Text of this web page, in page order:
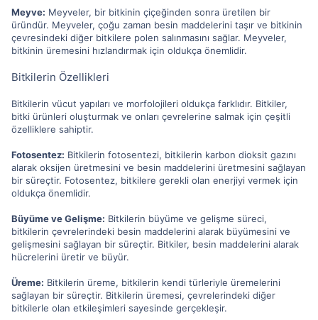
Meyve: Meyveler, bir bitkinin çiçeğinden sonra üretilen bir
üründür. Meyveler, çoğu zaman besin maddelerini taşır ve bitkinin
çevresindeki diğer bitkilere polen salınmasını sağlar. Meyveler,
bitkinin üremesini hızlandırmak için oldukça önemlidir.
Bitkilerin Özellikleri
Bitkilerin vücut yapıları ve morfolojileri oldukça farklıdır. Bitkiler,
bitki ürünleri oluşturmak ve onları çevrelerine salmak için çeşitli
özelliklere sahiptir.
Fotosentez: Bitkilerin fotosentezi, bitkilerin karbon dioksit gazını
alarak oksijen üretmesini ve besin maddelerini üretmesini sağlayan
bir süreçtir. Fotosentez, bitkilere gerekli olan enerjiyi vermek için
oldukça önemlidir.
Büyüme ve Gelişme: Bitkilerin büyüme ve gelişme süreci,
bitkilerin çevrelerindeki besin maddelerini alarak büyümesini ve
gelişmesini sağlayan bir süreçtir. Bitkiler, besin maddelerini alarak
hücrelerini üretir ve büyür.
Üreme: Bitkilerin üreme, bitkilerin kendi türleriyle üremelerini
sağlayan bir süreçtir. Bitkilerin üremesi, çevrelerindeki diğer
bitkilerle olan etkileşimleri sayesinde gerçekleşir.